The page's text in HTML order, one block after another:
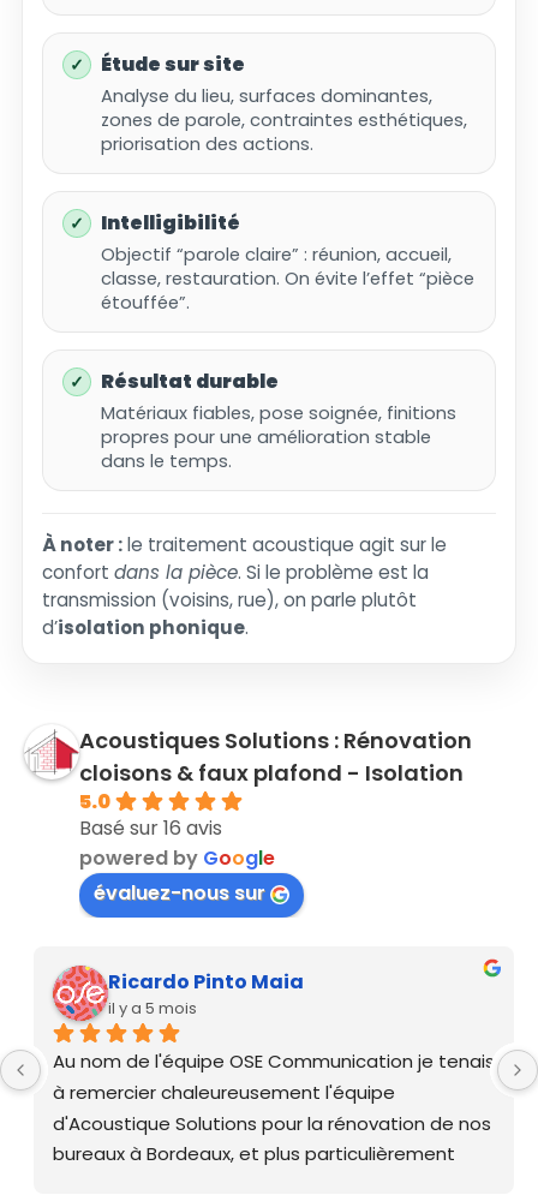
Étude sur site
Analyse du lieu, surfaces dominantes,
zones de parole, contraintes esthétiques,
priorisation des actions.
Intelligibilité
Objectif “parole claire” : réunion, accueil,
classe, restauration. On évite l’effet “pièce
étouffée”.
Résultat durable
Matériaux fiables, pose soignée, finitions
propres pour une amélioration stable
dans le temps.
À noter :le traitement acoustique agit sur le
confort dans la pièce. Si le problème est la
transmission (voisins, rue), on parle plutôt
d’isolation phonique.
Acoustiques Solutions : Rénovation
cloisons & faux plafond - Isolation
5.0
Basé sur 16 avis
powered by Google
évaluez-nous sur
Ricardo Pinto Maia
il y a 5 mois
Au nom de l'équipe OSE Communication je tenais
à remercier chaleureusement l'équipe
d'Acoustique Solutions pour la rénovation de nos
bureaux à Bordeaux, et plus particulièrement